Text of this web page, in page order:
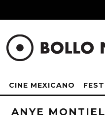
CINE MEXICANO
ANYE MONTIEL